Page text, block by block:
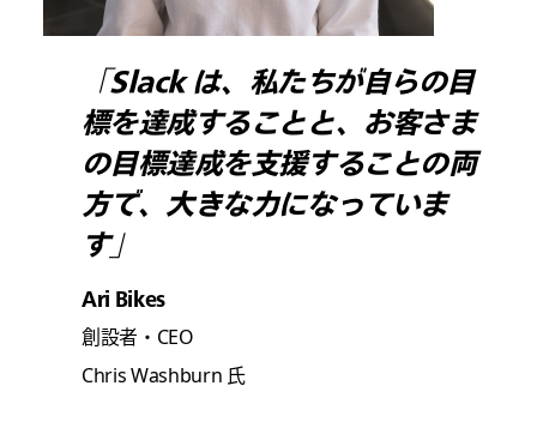
「Slack は、私たちが自らの目
標を達成することと、お客さま
の目標達成を支援することの両
方で、大きな力になっていま
す」
Ari Bikes
創設者・CEO
Chris Washburn 氏